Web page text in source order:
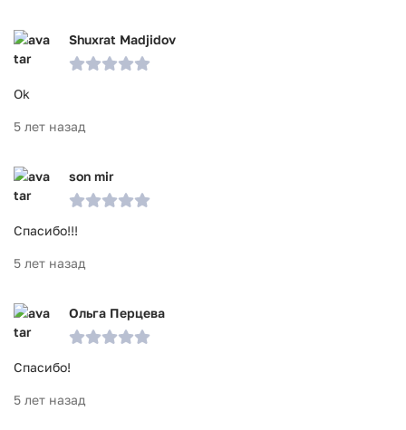
Shuxrat Madjidov
Ok
5 лет назад
son mir
Спасибо!!!
5 лет назад
Ольга Перцева
Спасибо!
5 лет назад